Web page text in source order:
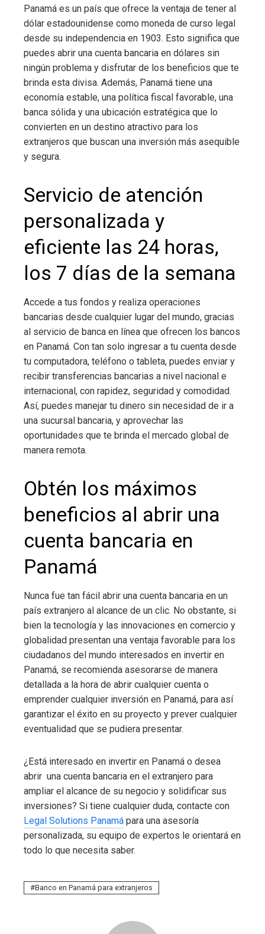
Panamá es un país que ofrece la ventaja de tener al
dólar estadounidense como moneda de curso legal
desde su independencia en 1903. Esto significa que
puedes abrir una cuenta bancaria en dólares sin
ningún problema y disfrutar de los beneficios que te
brinda esta divisa. Además, Panamá tiene una
economía estable, una política fiscal favorable, una
banca sólida y una ubicación estratégica que lo
convierten en un destino atractivo para los
extranjeros que buscan una inversión más asequible
y segura.
Servicio de atención
personalizada y
eficiente las 24 horas,
los 7 días de la semana
Accede a tus fondos y realiza operaciones
bancarias desde cualquier lugar del mundo, gracias
al servicio de banca en línea que ofrecen los bancos
en Panamá. Con tan solo ingresar a tu cuenta desde
tu computadora, teléfono o tableta, puedes enviar y
recibir transferencias bancarias a nivel nacional e
internacional, con rapidez, seguridad y comodidad.
Así, puedes manejar tu dinero sin necesidad de ir a
una sucursal bancaria, y aprovechar las
oportunidades que te brinda el mercado global de
manera remota.
Obtén los máximos
beneficios al abrir una
cuenta bancaria en
Panamá
Nunca fue tan fácil abrir una cuenta bancaria en un
país extranjero al alcance de un clic. No obstante, si
bien la tecnología y las innovaciones en comercio y
globalidad presentan una ventaja favorable para los
ciudadanos del mundo interesados en invertir en
Panamá, se recomienda asesorarse de manera
detallada a la hora de abrir cualquier cuenta o
emprender cualquier inversión en Panamá, para así
garantizar el éxito en su proyecto y prever cualquier
eventualidad que se pudiera presentar.
¿Está interesado en invertir en Panamá o desea
abrir una cuenta bancaria en el extranjero para
ampliar el alcance de su negocio y solidificar sus
inversiones? Si tiene cualquier duda, contacte con
Legal Solutions Panamá para una asesoría
personalizada, su equipo de expertos le orientará en
todo lo que necesita saber.
Banco en Panamá para extranjeros